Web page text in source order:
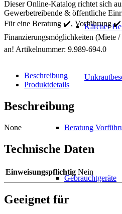
Kärcher
Beratung
Gebrauchtgeräte
PVC
DN50
5m
Menge
Dieser Online-Katalog richtet sich
Gewerbetreibende & öffentliche
Für eine Beratung ✔️, Vorführung ✔️
Finanzierungsmöglichkeiten (Miete
an! Artikelnummer: 9.989-694.0
Beschreibung
Produktdetails
Beschreibung
None
Technische Daten
Einweisungspflichtig Nein
Geeignet für